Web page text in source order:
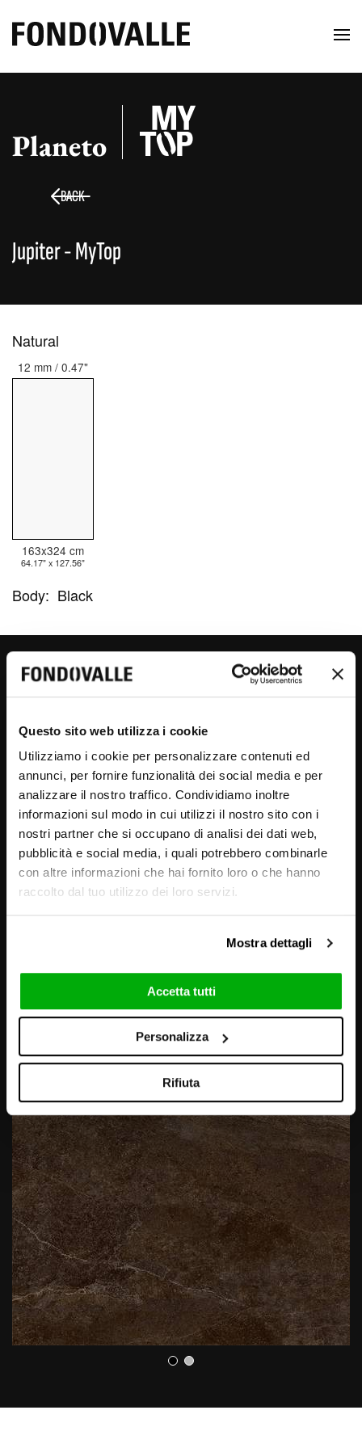
Questo sito web utilizza i cookie
Utilizziamo i cookie per personalizzare contenuti ed
annunci, per fornire funzionalità dei social media e per
analizzare il nostro traffico. Condividiamo inoltre
informazioni sul modo in cui utilizzi il nostro sito con i
nostri partner che si occupano di analisi dei dati web,
pubblicità e social media, i quali potrebbero combinarle
con altre informazioni che hai fornito loro o che hanno
raccolto dal tuo utilizzo dei loro servizi.
Mostra dettagli
Accetta tutti
Personalizza
Rifiuta
BACK
Planeto
Jupiter - MyTop
Natural
12 mm / 0.47"
163x324 cm
64.17" x 127.56"
Body: Black
JUPITER
GRAPHICS AND SETTINGS